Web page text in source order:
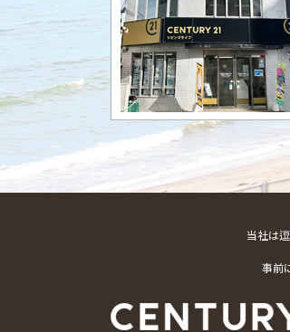
当社は
事前